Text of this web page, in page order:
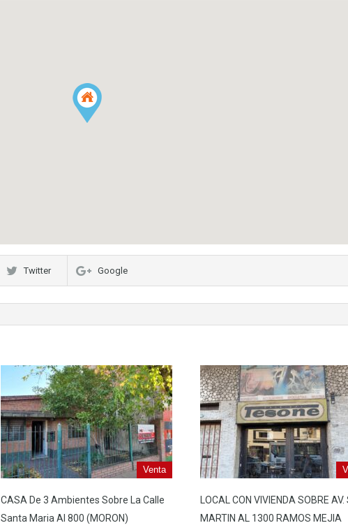
Twitter Google
Venta
CASA De 3 Ambientes Sobre La Calle
Santa Maria Al 800 (MORON)
LOCAL CON VIVIENDA SOBRE
MARTIN AL 1300 RAMOS MEJIA